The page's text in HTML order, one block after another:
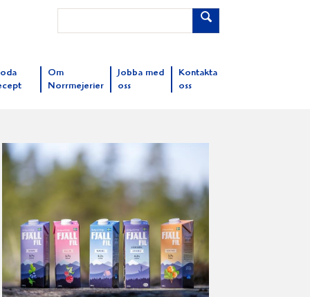
Om
Norrmejerier
Jobba med
oss
Kontakta
oss